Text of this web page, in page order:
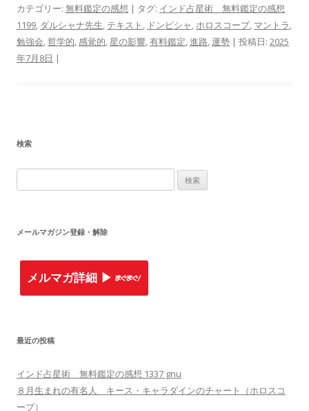
カテゴリー: 無料鑑定の感想 | タグ: インド占星術 無料鑑定の感想
1199, ダルシャナ先生, テキスト , ドンピシャ,ホロスコープ, マントラ,
勉強会,哲学的, 感覚的,星の影響,有料鑑定,進路,運勢 | 投稿日: 2025
年7月8日 |
検索
索
メールマガジン登録・解除
メルマガ詳細 ▶︎
最近の投稿
インド占星術 無料鑑定の感想 1337 gnu
８月生まれの有名人 キース・キャラダインのチャート（ホロスコ
ープ）